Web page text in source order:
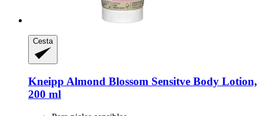
Cesta
Kneipp Almond Blossom Sensitve Body Lotion,
200 ml